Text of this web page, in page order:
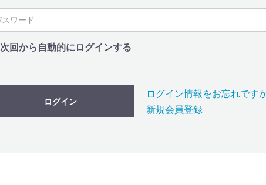
次回から自動的にログインする
ログイン
ログイン情報をお忘れです
新規会員登録